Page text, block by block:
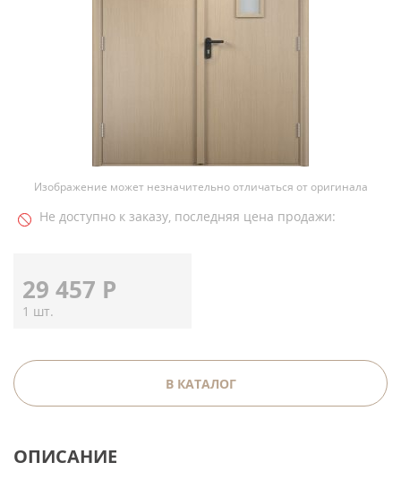
Изображение может незначительно отличаться от оригинала
Не доступно к заказу, последняя цена продажи:
29 457 Р
1 шт.
В КАТАЛОГ
ОПИСАНИЕ